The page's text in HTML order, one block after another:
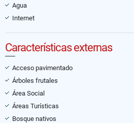
Agua
Internet
Características externas
Acceso pavimentado
Árboles frutales
Área Social
Áreas Turísticas
Bosque nativos